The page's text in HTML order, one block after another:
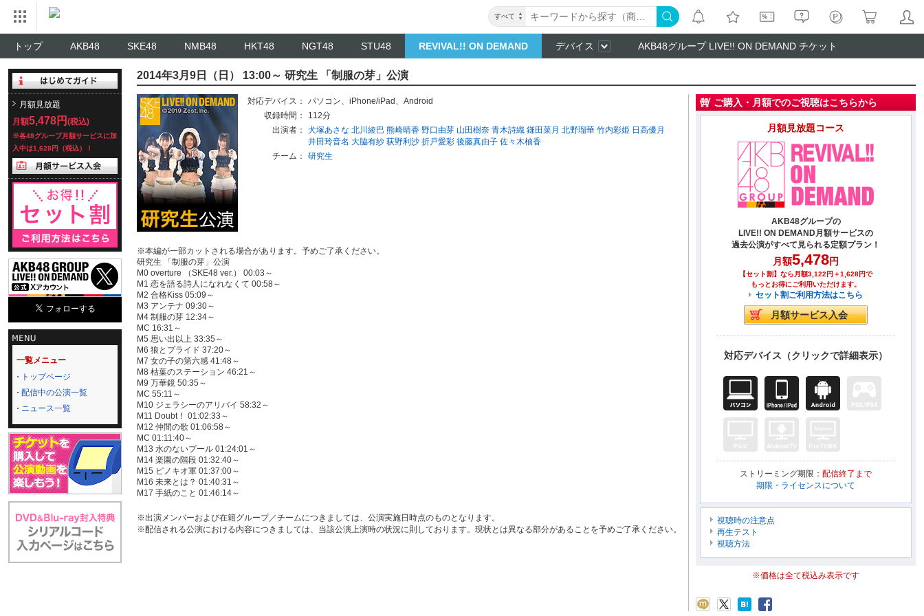
すべて
トップ AKB48 SKE48 NMB48 HKT48 NGT48 STU48 REVIVAL!! ON DEMAND デバイス AKB48グループ LIVE!! ON DEMAND チケット
月額見放題
月額5,478円 (税込)
※各48グループ月額サービスに加
入中は1,628円（税込）！
一覧メニュー
トップページ
配信中の公演一覧
ニュース一覧
2014年3月9日（日） 13:00～ 研究生 「制服の芽」公演
対応デバイス： パソコン、 iPhone/iPad 、 Android
収録時間：
112分
出演者：
犬塚あさな 北川綾巴 熊崎晴香 野口由芽 山田樹奈 青木詩織 鎌田菜月 北野瑠華 竹内彩姫 日高優月
井田玲音名 大脇有紗 荻野利沙 折戸愛彩 後藤真由子 佐々木柚香
チーム：
研究生
※本編が一部カットされる場合があります。予めご了承ください。
研究生 「制服の芽」公演
M0 overture （SKE48 ver.） 00:03～
M1 恋を語る詩人になれなくて 00:58～
M2 合格Kiss 05:09～
M3 アンテナ 09:30～
M4 制服の芽 12:34～
MC 16:31～
M5 思い出以上 33:35～
M6 狼とプライド 37:20～
M7 女の子の第六感 41:48～
M8 枯葉のステーション 46:21～
M9 万華鏡 50:35～
MC 55:11～
M10 ジェラシーのアリバイ 58:32～
M11 Doubt！ 01:02:33～
M12 仲間の歌 01:06:58～
MC 01:11:40～
M13 水のないプール 01:24:01～
M14 楽園の階段 01:32:40～
M15 ピノキオ軍 01:37:00～
M16 未来とは？ 01:40:31～
M17 手紙のこと 01:46:14～
※出演メンバーおよび在籍グループ／チームにつきましては、公演実施日時点のものとなります。
※配信される公演における内容につきましては、当該公演上演時の状況に則しております。現状とは異なる部分があることを予めご了承ください。
ご購入・月額でのご視聴はこちらから
月額見放題コース
AKB48グループの
LIVE!! ON DEMAND月額サービスの
過去公演がすべて見られる定額プラン！
月額5,478円
【セット割】なら月額3,122円＋1,628円で
もっとお得にご利用いただけます。
セット割ご利用方法はこちら
対応デバイス（クリックで詳細表示）
ストリーミング期限： 配信終了まで
期限・ライセンスについて
視聴時の注意点
再生テスト
視聴方法
※価格は全て税込み表示です